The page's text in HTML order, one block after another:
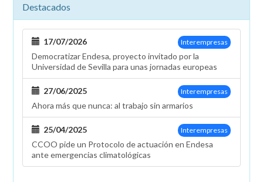
Destacados
Interempresas
17/07/2026
Democratizar Endesa, proyecto invitado por la
Universidad de Sevilla para unas jornadas europeas
Interempresas
27/06/2025
Ahora más que nunca: al trabajo sin armarios
Interempresas
25/04/2025
CCOO pide un Protocolo de actuación en Endesa
ante emergencias climatológicas